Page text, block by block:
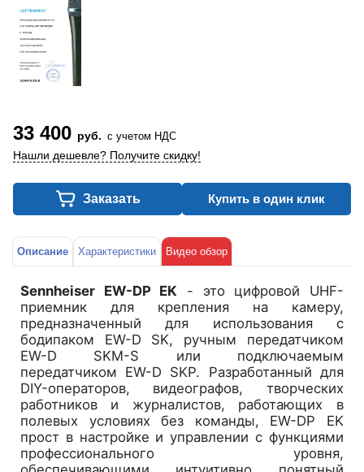
33 400 руб. с учетом НДС
Нашли дешевле? Получите скидку!
Заказать Купить в один клик
Описание Характеристики Видео обзор
Sennheiser EW-DP EK - это цифровой UHF-
приемник для крепления на камеру,
предназначенный для использования с
бодипаком EW-D SK, ручным передатчиком
EW-D SKM-S или подключаемым
передатчиком EW-D SKP. Разработанный для
DIY-операторов, видеографов, творческих
работников и журналистов, работающих в
полевых условиях без команды, EW-DP EK
прост в настройке и управлении с функциями
профессионального уровня,